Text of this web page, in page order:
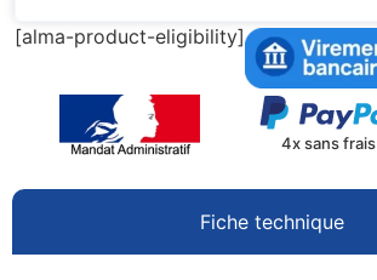
[alma-product-eligibility]
4x sans frais
Fiche technique